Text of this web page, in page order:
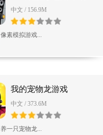
最新版
中文 / 156.9M
像素模拟游戏...
我的宠物龙游戏
中文 / 373.6M
养一只宠物龙...